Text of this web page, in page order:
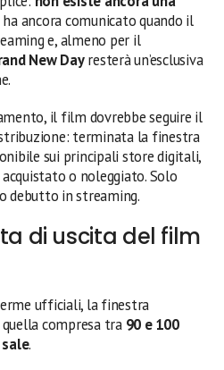
ha ancora comunicato quando il
e, almeno per il
New Dayresterà un’esclusiva
il film dovrebbe seguire il
terminata la finestra
sui principali store digitali,
o noleggiato. Solo
debutto in streaming.
di uscita del film
ufficiali, la finestra
compresa tra 90 e 100
.